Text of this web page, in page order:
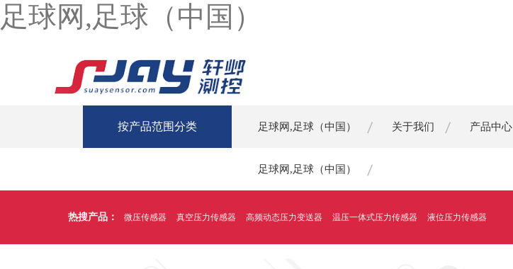
足球网,足球（中国）
按产品范围分类 足球网,足球（中国） 关于我们 产品中心
足球网,足球（中国）
热搜产品： 微压传感器 真空压力传感器 高频动态压力变送器 温压一体式压力传感器 液位压力传感器